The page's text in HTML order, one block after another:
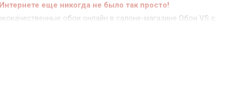
еще никогда не было так просто!
обои онлайн в салоне-магазине Обои VS с
выбрать и забрать виниловые обои на
Decoration VI.